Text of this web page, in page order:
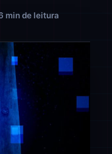
min de leitura